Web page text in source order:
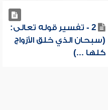
2 - تفسير قوله تعالى:
(سبحان الذي خلق الأزواج
كلها ...)